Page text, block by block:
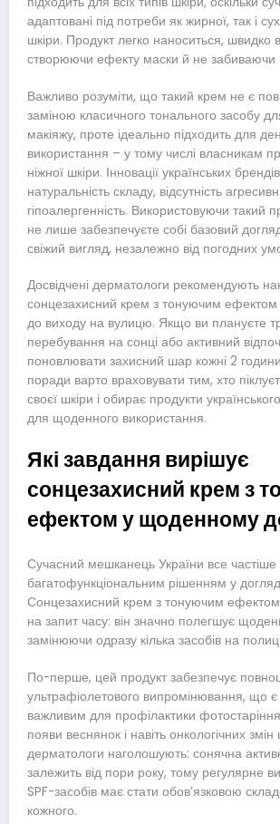
адаптовані під потреби як жирної, так і
шкіри. Продукт легко наноситься, швидко
створюючи ефекту маски й не забиваючи
Важливо розуміти, що такий крем не є
заміною класичного тонального засобу
макіяжу, проте ідеально підходить для
використання – у тому числі власникам
ніжної шкіри. Інновації українських
натуральність складу, відсутність
гіпоалергенність. Використовуючи такий
не лише забезпечуєте собі базовий
свіжий вигляд, незалежно від погодних
Досвідчені дерматологи рекомендують
сонцезахисний крем з тонуючим ефектом
до виходу на вулицю. Якщо ви плануєте
перебування на сонці або активний
поновлювати захисний шар кожні 2
поради варто враховувати тим, хто
своєї шкіри і обирає продукти
для щоденного використання.
Які завдання вирішує
сонцезахисний крем з
ефектом у щоденному
Сучасний мешканець України все частіше
багатофункціональним рішенням у
Сонцезахисний крем з тонуючим ефектом
на запит часу: він значно полегшує
замінюючи одразу кілька засобів на
По-перше, цей продукт забезпечує
ультрафіолетового випромінювання, що є
важливим для профілактики фотостаріння,
появи веснянок і навіть онкологічних змін
дерматологи наголошують: сонячна
залежить від пори року, тому регулярне
SPF-засобів має стати обов’язковою
кожного.